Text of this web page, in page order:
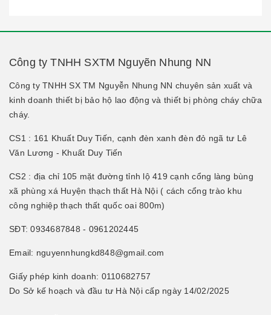
Công ty TNHH SXTM Nguyẽn Nhung NN
Công ty TNHH SX TM Nguyễn Nhung NN chuyên sản xuất và
kinh doanh thiết bị bảo hộ lao động và thiết bị phòng cháy chữa
cháy.
CS1 : 161 Khuất Duy Tiến, cạnh đèn xanh đèn đỏ ngã tư Lê
Văn Lương - Khuất Duy Tiến
CS2 : địa chỉ 105 mặt đường tỉnh lộ 419 cạnh cổng làng bùng
xã phùng xá Huyện thạch thất Hà Nội ( cách cổng trào khu
công nghiệp thạch thất quốc oai 800m)
SĐT: 0934687848 - 0961202445
Email: nguyennhungkd848@gmail.com
Giấy phép kinh doanh: 0110682757
Do Sở kế hoạch và đầu tư Hà Nội cấp ngày 14/02/2025